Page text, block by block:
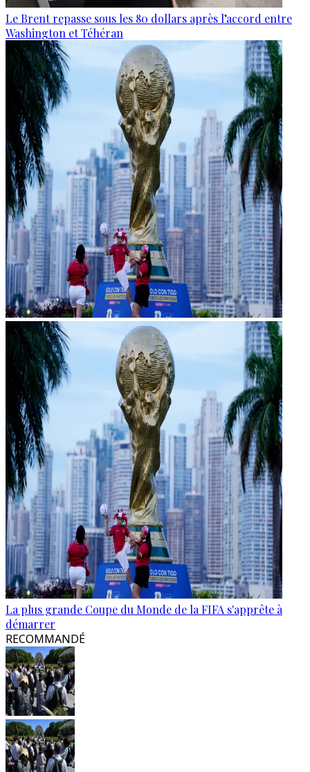
Le Brent repasse sous les 80 dollars après l’accord entre
Washington et Téhéran
La plus grande Coupe du Monde de la FIFA s'apprête à
démarrer
RECOMMANDÉ